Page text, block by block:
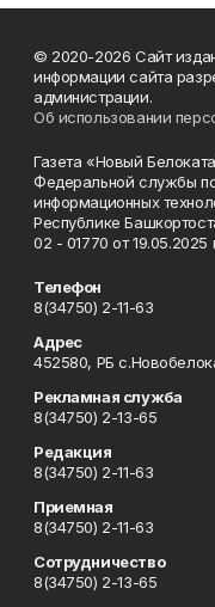
© 2020-2026 Сайт
информации сайта
администрации.
Об использовании
Газета «Новый
Федеральной службы
информационных
Республике
02 - 01770 от 19.05.2025
Телефон
8(34750) 2-11-63
Адрес
452580, РБ
Рекламная служба
8(34750) 2-13-65
Редакция
8(34750) 2-11-63
Приемная
8(34750) 2-11-63
Сотрудничество
8(34750) 2-13-65